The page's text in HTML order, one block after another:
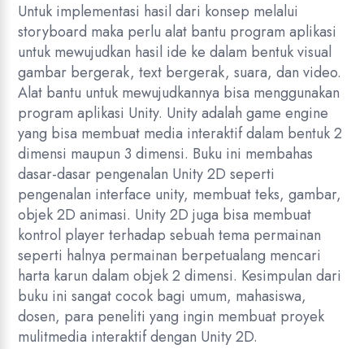
Untuk implementasi hasil dari konsep melalui
storyboard maka perlu alat bantu program aplikasi
untuk mewujudkan hasil ide ke dalam bentuk visual
gambar bergerak, text bergerak, suara, dan video.
Alat bantu untuk mewujudkannya bisa menggunakan
program aplikasi Unity. Unity adalah game engine
yang bisa membuat media interaktif dalam bentuk 2
dimensi maupun 3 dimensi. Buku ini membahas
dasar-dasar pengenalan Unity 2D seperti
pengenalan interface unity, membuat teks, gambar,
objek 2D animasi. Unity 2D juga bisa membuat
kontrol player terhadap sebuah tema permainan
seperti halnya permainan berpetualang mencari
harta karun dalam objek 2 dimensi. Kesimpulan dari
buku ini sangat cocok bagi umum, mahasiswa,
dosen, para peneliti yang ingin membuat proyek
mulitmedia interaktif dengan Unity 2D.